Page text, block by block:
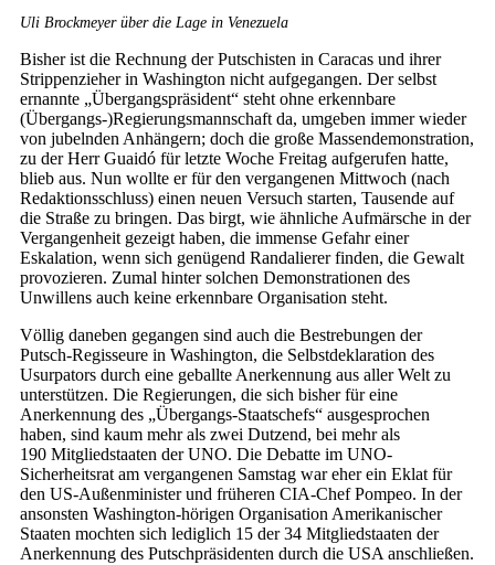
Uli Brockmeyer über die Lage in Venezuela
Bisher ist die Rechnung der Putschisten in Caracas und ihrer
Strippenzieher in Washington nicht aufgegangen. Der selbst
ernannte „Übergangspräsident“ steht ohne erkennbare
(Übergangs-)Regierungsmannschaft da, umgeben immer wieder
von jubelnden Anhängern; doch die große Massendemonstration,
zu der Herr Guaidó für letzte Woche Freitag aufgerufen hatte,
blieb aus. Nun wollte er für den vergangenen Mittwoch (nach
Redaktionsschluss) einen neuen Versuch starten, Tausende auf
die Straße zu bringen. Das birgt, wie ähnliche Aufmärsche in der
Vergangenheit gezeigt haben, die immense Gefahr einer
Eskalation, wenn sich genügend Randalierer finden, die Gewalt
provozieren. Zumal hinter solchen Demonstrationen des
Unwillens auch keine erkennbare Organisation steht.
Völlig daneben gegangen sind auch die Bestrebungen der
Putsch-Regisseure in Washington, die Selbstdeklaration des
Usurpators durch eine geballte Anerkennung aus aller Welt zu
unterstützen. Die Regierungen, die sich bisher für eine
Anerkennung des „Übergangs-Staatschefs“ ausgesprochen
haben, sind kaum mehr als zwei Dutzend, bei mehr als
190 Mitgliedstaaten der UNO. Die Debatte im UNO-
Sicherheitsrat am vergangenen Samstag war eher ein Eklat für
den US-Außenminister und früheren CIA-Chef Pompeo. In der
ansonsten Washington-hörigen Organisation Amerikanischer
Staaten mochten sich lediglich 15 der 34 Mitgliedstaaten der
Anerkennung des Putschpräsidenten durch die USA anschließen.